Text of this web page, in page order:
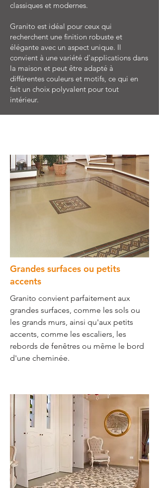
classiques et modernes.
Granito est idéal pour ceux qui
recherchent une finition robuste et
élégante avec un aspect unique. Il
convient à une variété d'applications dans
la maison et peut être adapté à
différentes couleurs et motifs, ce qui en
fait un choix polyvalent pour tout
intérieur.
Grandes surfaces ou petits
accents
Granito convient parfaitement aux
grandes surfaces, comme les sols ou
les grands murs, ainsi qu'aux petits
accents, comme les escaliers, les
rebords de fenêtres ou même le bord
d'une cheminée.